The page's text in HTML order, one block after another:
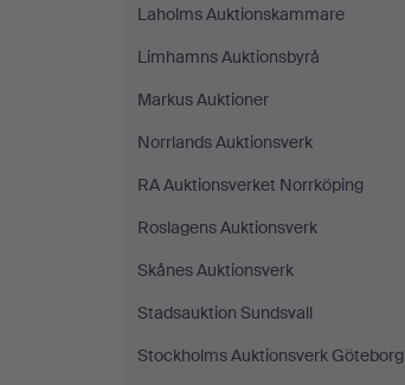
Laholms Auktionskammare
Limhamns Auktionsbyrå
Markus Auktioner
Norrlands Auktionsverk
RA Auktionsverket Norrköping
Roslagens Auktionsverk
Skånes Auktionsverk
Stadsauktion Sundsvall
Stockholms Auktionsverk Göteborg